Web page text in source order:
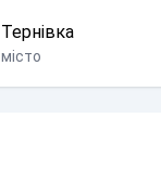
Тернівка
місто